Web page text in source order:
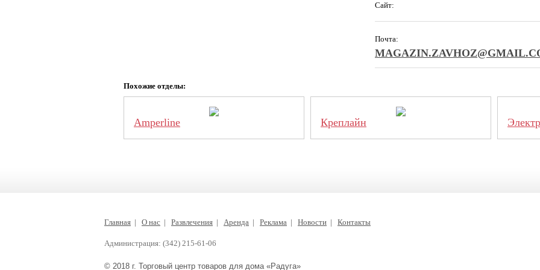
Сайт:
Почта:
Похожие отделы:
Amperline Креплайн
Администрация: (342) 215-61-06
© 2018 г. Торговый центр товаров для дома «Радуга»
Главная | О нас | Развлечения | Аренда | Реклама | Новости | Контакты